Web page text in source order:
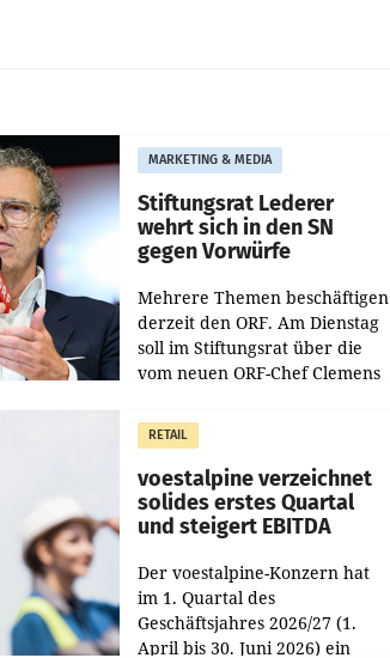
MARKETING & MEDIA
Stiftungsrat Lederer
wehrt sich in den SN
gegen Vorwürfe
Mehrere Themen beschäftigen
derzeit den ORF. Am Dienstag
soll im Stiftungsrat über die
vom neuen ORF-Chef Clemens
Besetzungen für die
Direktionen abgestimmt
werden.
RETAIL
voestalpine verzeichnet
solides erstes Quartal
und steigert EBITDA
Der voestalpine-Konzern hat
im 1. Quartal des
Geschäftsjahres 2026/27 (1.
April bis 30. Juni 2026) ein